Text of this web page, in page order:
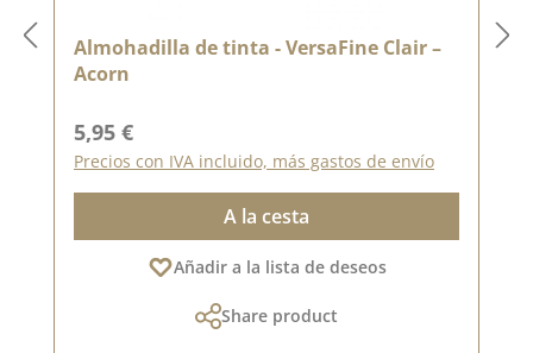
Almohadilla de tinta - VersaFine Clair –
Acorn
Precio normal:
5,95 €
Precios con IVA incluido, más gastos de envío
A la cesta
Añadir a la lista de deseos
Share product